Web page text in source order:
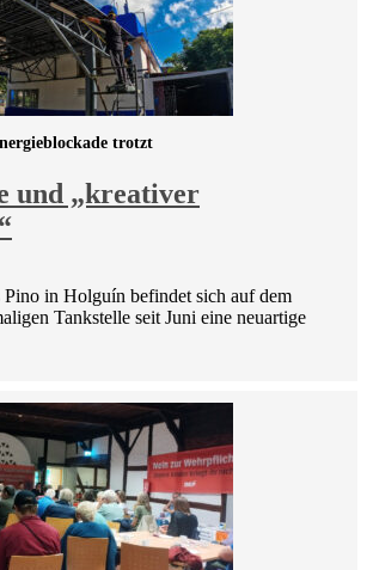
und „kreativer
trotzt
in Holguín befindet sich auf dem
Tankstelle seit Juni eine neuartige